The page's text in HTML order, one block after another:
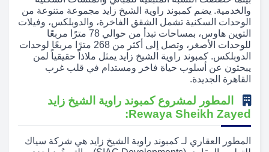
والخدمية. يضم كمبوند راوية الشيخ زايد مجموعة متنوعة من
الوحدات السكنية تشمل الشقق الفاخرة، والدوبلكس، وفيلات
التوين هاوس، بمساحات تبدأ من حوالي 78 مترًا مربعًا
للوحدات الأصغر، وتصل إلى أكثر من 268 مترًا مربعًا لوحدات
الدوبلكس. كمبوند راوية الشيخ زايد يمثل ملاذاً حقيقياً لمن
يبحثون عن أسلوب حياة فاخر ومستدام في قلب غرب
القاهرة الجديدة.
المطور لمشروع كمبوند راوية الشيخ زايد
Rewaya Sheikh Zayed:
المطور العقاري لـ كمبوند راوية الشيخ زايد هي شركة سياك